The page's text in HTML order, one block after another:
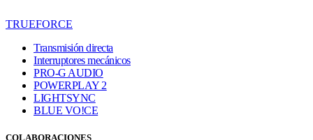
TRUEFORCE
Transmisión directa
Interruptores mecánicos
PRO-G AUDIO
POWERPLAY 2
LIGHTSYNC
BLUE VO!CE
COLABORACIONES